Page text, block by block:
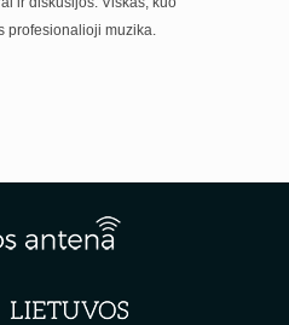
profesionalioji muzika.